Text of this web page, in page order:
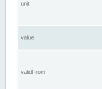
unit
value
validFrom